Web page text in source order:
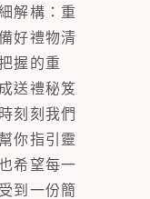
解構：重
好禮物清
握的重
送禮秘笈
刻刻我們
你指引靈
希望每一
到一份簡